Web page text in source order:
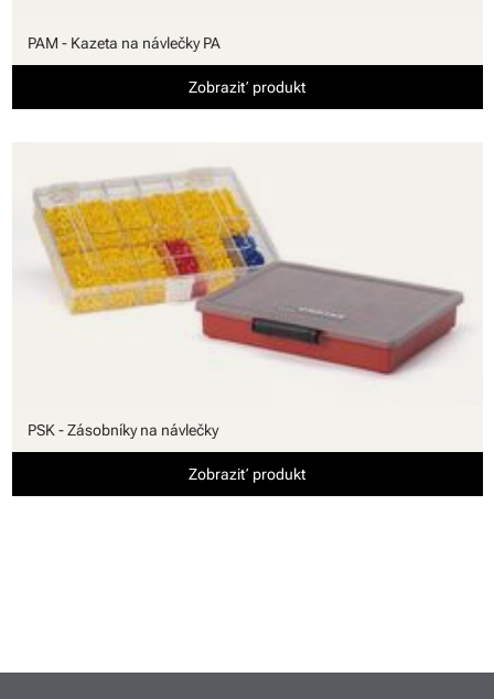
PAM - Kazeta na návlečky PA
Zobraziť produkt
PSK - Zásobníky na návlečky
Zobraziť produkt